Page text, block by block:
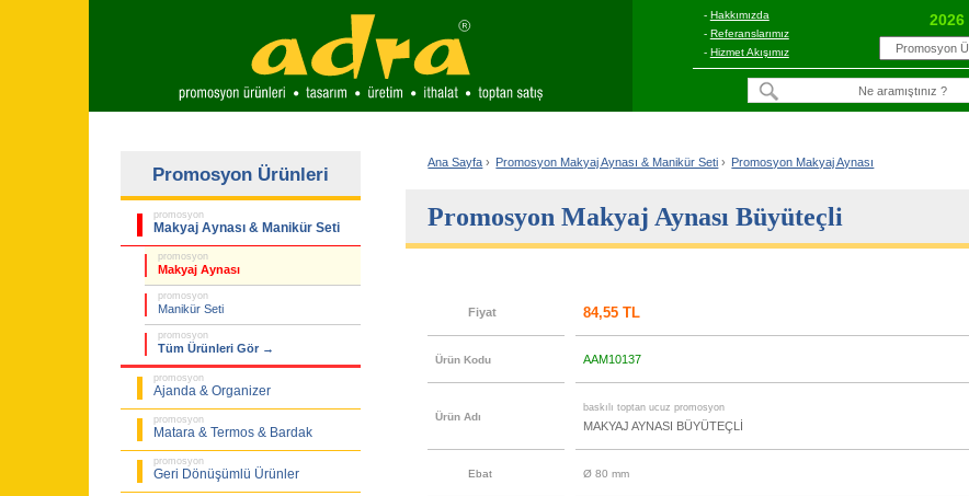
- Hakkımızda
- Referanslarımız
- Hizmet Akışımız
Promosyon Ürünleri
promosyon
Makyaj Aynası & Manikür Seti
promosyon
Makyaj Aynası
promosyon
Manikür Seti
promosyon
Tüm Ürünleri Gör →
promosyon
Ajanda & Organizer
promosyon
Matara & Termos & Bardak
promosyon
Geri Dönüşümlü Ürünler
Ana Sayfa › Promosyon Makyaj Aynası & Manikür Seti › Promosyon Makyaj Aynası
Promosyon Makyaj Aynası Büyüteçli
Fiyat 84,55 TL
Ürün Kodu AAM10137
Ürün Adı
baskılı toptan ucuz promosyon
MAKYAJ AYNASI BÜYÜTEÇLİ
Ebat Ø 80 mm